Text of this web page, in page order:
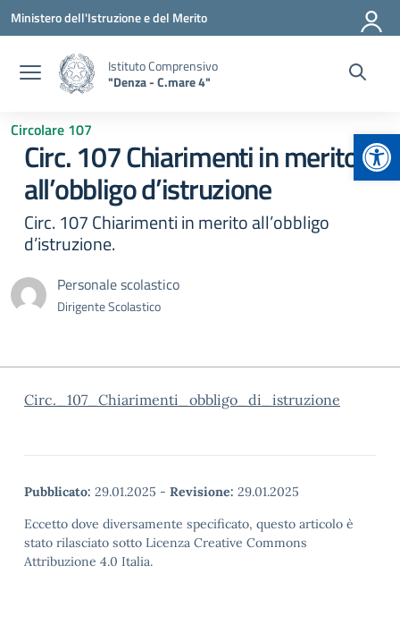
Vai ai contenuti
Vai al menu di navigazione
Vai al footer
Ministero dell'Istruzione e del Merito
Istituto Comprensivo
"Denza - C.mare 4"
Circolare 107
Circ. 107 Chiarimenti in merito
all’obbligo d’istruzione
Circ. 107 Chiarimenti in merito all’obbligo
d’istruzione.
Personale scolastico
Dirigente Scolastico
Circ._107_Chiarimenti_obbligo_di_istruzione
Pubblicato: 29.01.2025 - Revisione: 29.01.2025
Eccetto dove diversamente specificato, questo articolo è
stato rilasciato sotto Licenza Creative Commons
Attribuzione 4.0 Italia.